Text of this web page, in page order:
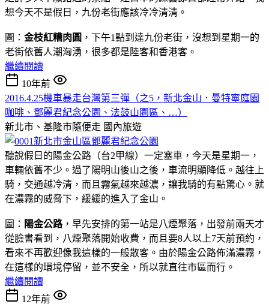
想今天不是假日，九份老街應該冷冷清清。
圖： 金枝紅糟肉圓 ，下午1點到達九份老街，沒想到星期一的
老街依舊人潮洶湧，很多都是陸客和香港客。
繼續閱讀
10年前
2016.4.25機車暴走台灣第三彈（之5，新北金山．曼特寧庭園
咖啡、鄧麗君紀念公園、法鼓山園區、…）
新北市、基隆市隨便走 國內旅遊
聽說假日的陽金公路（台2甲線）一定塞車，今天是星期一，
車輛依舊不少。過了陽明山後山之後，車流明顯降低。越往上
騎，交通越冷清，而且霧氣越來越濃，讓我騎的有點驚心。就
在濃霧的威脅下，緩緩的進入了金山。
圖： 陽金公路，早先安排的第一站是八煙聚落，出發前兩天才
從臉書看到，八煙聚落開始收費，而且要8人以上7天前預約，
看來不再歡迎像我這樣的一般散客。由於陽金公路佈滿濃霧，
在這樣的環境停留，並不安全，所以就直往市區而行。
繼續閱讀
12年前